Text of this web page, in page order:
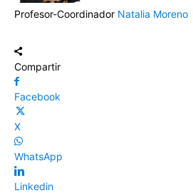
Profesor-Coordinador Natalia Moreno
Compartir
Facebook
X
WhatsApp
Linkedin